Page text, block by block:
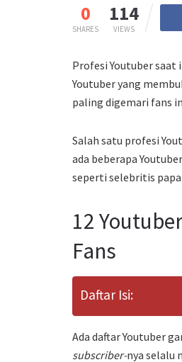
0
SHARES
114
VIEWS
Profesi Youtuber saat
Youtuber yang
paling digemari fans
Salah satu profesi
ada beberapa
seperti selebritis
12
Fans
Daftar Isi:
Ada daftar Youtuber
subscriber-nya selalu